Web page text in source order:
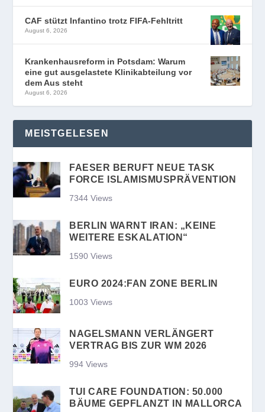
CAF stützt Infantino trotz FIFA-Fehltritt
August 6, 2026
Krankenhausreform in Potsdam: Warum
eine gut ausgelastete Klinikabteilung vor
dem Aus steht
August 6, 2026
MEISTGELESEN
FAESER BERUFT NEUE TASK
FORCE ISLAMISMUSPRÄVENTION
7344 Views
BERLIN WARNT IRAN: „KEINE
WEITERE ESKALATION“
1590 Views
EURO 2024:FAN ZONE BERLIN
1003 Views
NAGELSMANN VERLÄNGERT
VERTRAG BIS ZUR WM 2026
994 Views
TUI CARE FOUNDATION: 50.000
BÄUME GEPFLANZT IN MALLORCA